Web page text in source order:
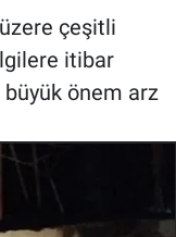
çeşitli
itibar
önem arz